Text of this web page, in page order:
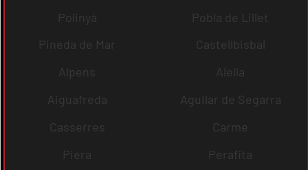
Polinyà
Pobla de Lillet
Pineda de Mar
Castellbisbal
Alpens
Alella
Aiguafreda
Aguilar de Segarra
Casserres
Carme
Piera
Perafita